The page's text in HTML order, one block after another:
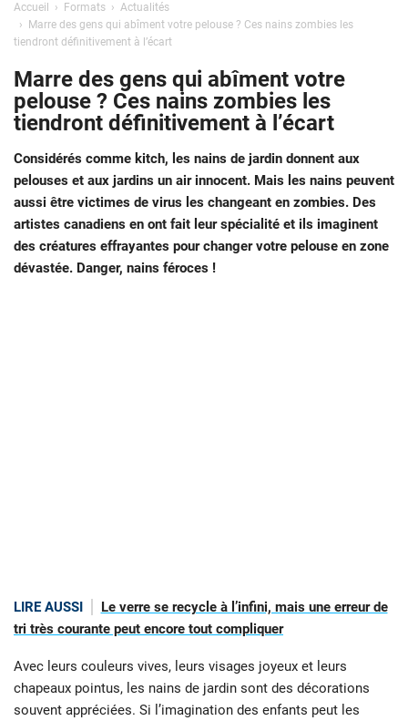
Accueil Formats
Actualités
Marre des gens qui abîment votre pelouse ? Ces nains zombies les
tiendront définitivement à l’écart
Marre des gens qui abîment votre
pelouse ? Ces nains zombies les
tiendront définitivement à l’écart
Considérés comme kitch, les nains de jardin donnent aux
pelouses et aux jardins un air innocent. Mais les nains peuvent
aussi être victimes de virus les changeant en zombies. Des
artistes canadiens en ont fait leur spécialité et ils imaginent
des créatures effrayantes pour changer votre pelouse en zone
dévastée. Danger, nains féroces !
LIRE AUSSI
Le verre se recycle à l’infini, mais une erreur de
tri très courante peut encore tout compliquer
Avec leurs couleurs vives, leurs visages joyeux et leurs
chapeaux pointus, les nains de jardin sont des décorations
souvent appréciées. Si l’imagination des enfants peut les